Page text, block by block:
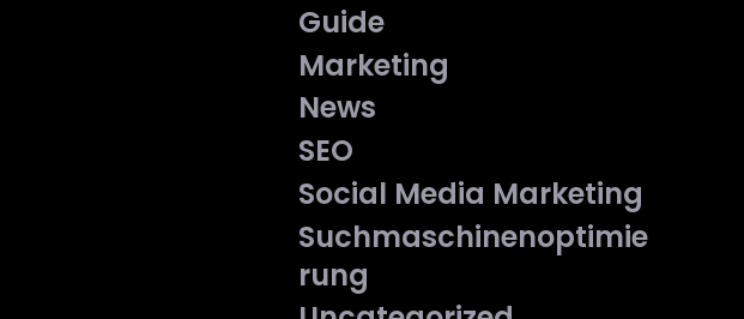
Guide
Marketing
News
SEO
Social Media Marketing
Suchmaschinenoptimie
rung